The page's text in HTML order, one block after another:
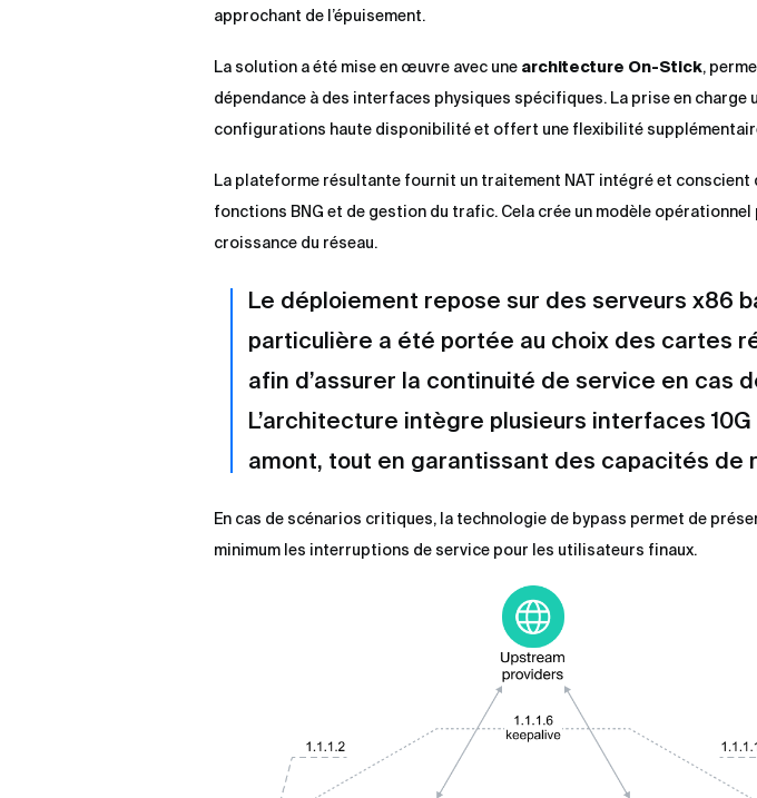
approchant de l’épuisement.
La solution a été mise en œuvre avec une architecture On-Stick,
dépendance à des interfaces physiques spécifiques. La prise en charge
configurations haute disponibilité et offert une flexibilité
La plateforme résultante fournit un traitement NAT intégré et conscient
fonctions BNG et de gestion du trafic. Cela crée un modèle
croissance du réseau.
Le déploiement repose sur des serveurs x86
particulière a été portée au choix des cartes
afin d’assurer la continuité de service en cas
L’architecture intègre plusieurs interfaces
amont, tout en garantissant des capacités
En cas de scénarios critiques, la technologie de bypass permet de
minimum les interruptions de service pour les utilisateurs finaux.